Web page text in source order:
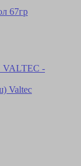
67гр
Valteс